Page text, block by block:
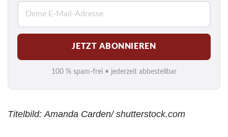
M
a
i
l
*
JETZT ABONNIEREN
100 % spam-frei • jederzeit abbestellbar
Titelbild: Amanda Carden/ shutterstock.com